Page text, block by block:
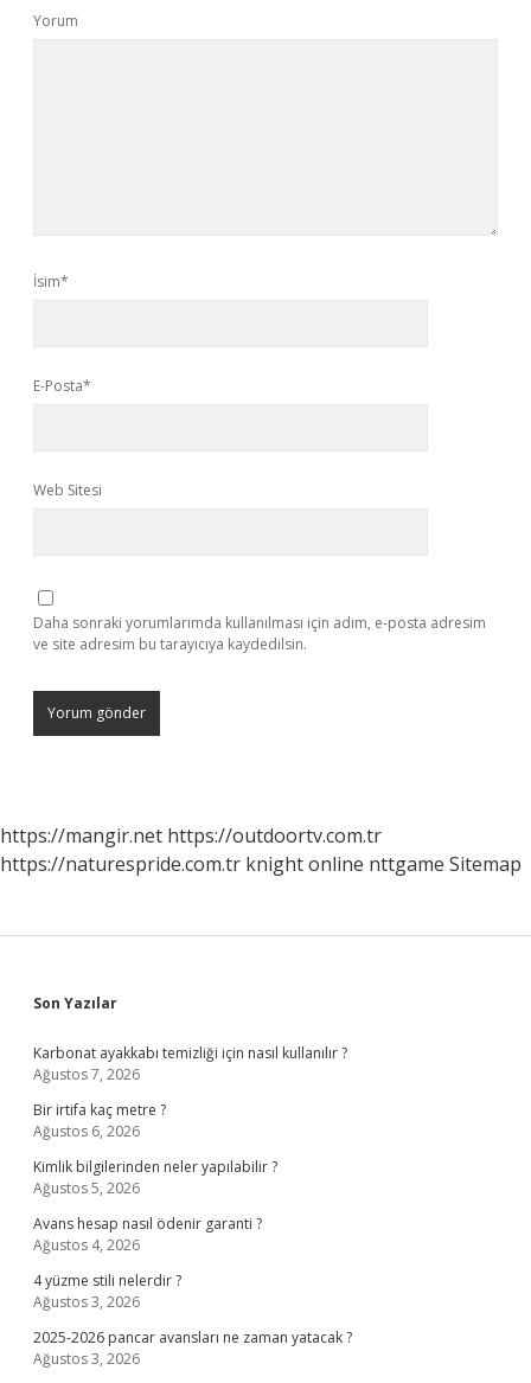
Yorum
İsim*
E-Posta*
Web Sitesi
Daha sonraki yorumlarımda kullanılması için adım, e-posta adresim
ve site adresim bu tarayıcıya kaydedilsin.
https://mangir.net https://outdoortv.com.tr
https://naturespride.com.tr knight online nttgame Sitemap
Sidebar
Son Yazılar
Karbonat ayakkabı temizliği için nasıl kullanılır ?
Ağustos 7, 2026
Bir irtifa kaç metre ?
Ağustos 6, 2026
Kimlik bilgilerinden neler yapılabilir ?
Ağustos 5, 2026
Avans hesap nasıl ödenir garanti ?
Ağustos 4, 2026
4 yüzme stili nelerdir ?
Ağustos 3, 2026
2025-2026 pancar avansları ne zaman yatacak ?
Ağustos 3, 2026